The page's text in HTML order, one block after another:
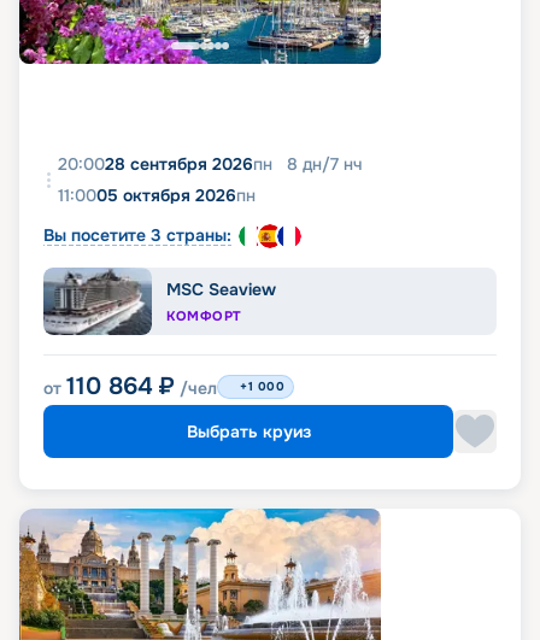
20:0028 сентября 2026пн 8 дн/7 нч
11:0005 октября 2026пн
Вы посетите 3 страны:
MSC Seaview
КОМФОРТ
от 110 864 ₽ /чел +1 000
Выбрать круиз